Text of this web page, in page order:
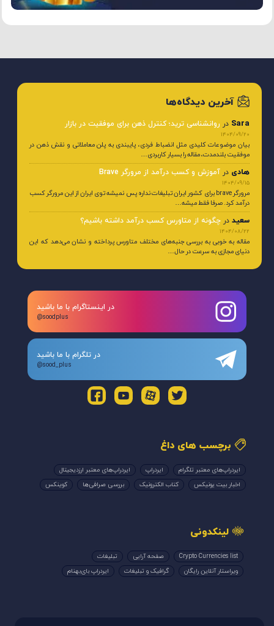
آخرین دیدگاه‌ها
Sara در روانشناسی ترید؛ کنترل ذهن برای موفقیت در بازار
1404/09/20
بیان موضوعات کلیدی مثل انضباط فردی، پایبندی به پلن معاملاتی و نقش ذهن در
موفقیت بلندمدت، مقاله را بسیار کاربردی…
هادی در آموزش و کسب درآمد از مرورگر Brave
1404/09/15
مرورگر brave برای کشور ایران تبلیغات نداره پس نمیشه توی ایران از این مرورگر کسب
درآمد کرد. صرفا فقط میشه…
سعید در چگونه از متاورس کسب درآمد داشته باشیم؟
1404/08/22
مقاله به خوبی به بررسی جنبه‌های مختلف متاورس پرداخته و نشان می‌دهد که این
دنیای مجازی به سرعت در حال…
در اینستاگرام با ما باشید
@soodplus
در تلگرام با ما باشید
@sood_plus
برچسب های داغ
ایردراپ‌های معتبر تلگرام ایردراپ
ایردراپ‌های معتبر ارزدیجیتال
اخبار بیت یونیکس
کتاب الکترونیک بررسی صرافی‌ها کوینکس
لینکدونی
Crypto Currencies list صفحه آرایی
تبلیغات
ویراستار آنلاین رایگان
گرافیک و تبلیغات ایردراپ بای‌بهنام